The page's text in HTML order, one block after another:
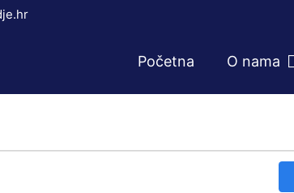
Početna O nama